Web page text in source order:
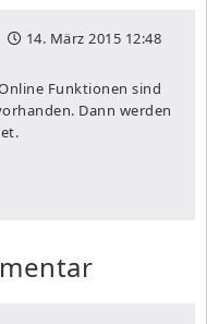
14. März 2015 12:48
Funktionen sind
Dann werden